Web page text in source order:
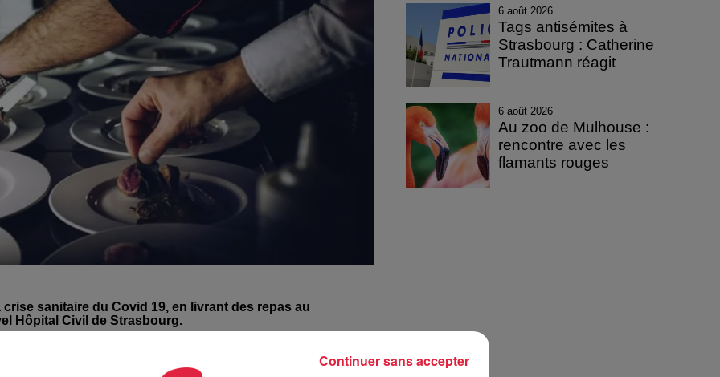
sanitaire du Covid 19, en livrant des repas au
Hôpital Civil de Strasbourg.
: une livraison de repas chauds par les restaurateurs du
6 août 2026
Tags antisémites à
Strasbourg : Catherine
Trautmann réagit
6 août 2026
Au zoo de Mulhouse :
rencontre avec les
flamants rouges
Continuer sans accepter